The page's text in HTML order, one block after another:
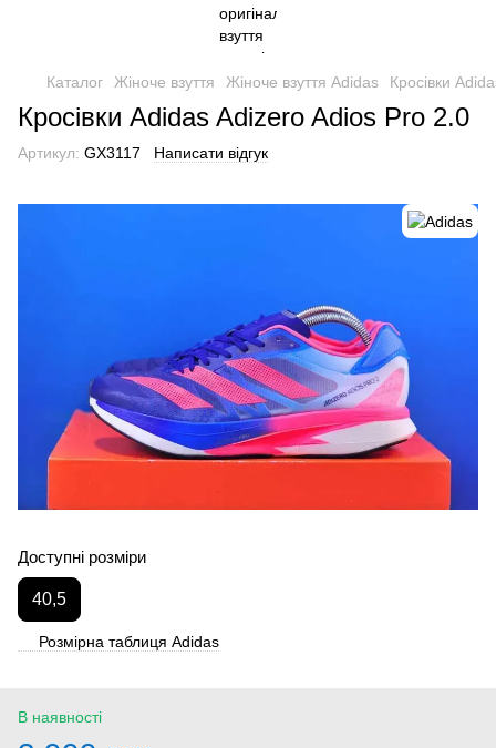
Каталог Жіноче взуття Жіноче взуття Adidas Кросівки
Кросівки Adidas Adizero Adios Pro 2.0
Артикул: GX3117 Написати відгук
Доступні розміри
40,5
Розмірна таблиця Adidas
В наявності